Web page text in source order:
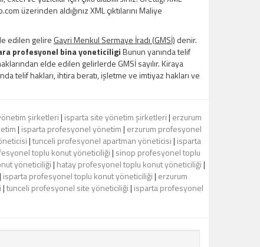
üzerinden aldığınız XML çıktılarını Maliye
edilen gelire Gayri Menkul Sermaye İradı (GMSİ) denir.
profesyonel bina yoneticiligiBunun yanında telif
elde edilen gelirlerde GMSİ sayılır. Kiraya
telif hakları, ihtira beratı, işletme ve imtiyaz hakları ve
şirketleri| isparta site yönetim şirketleri| erzurum
| isparta profesyonel yönetim| erzurum profesyonel
|tunceli profesyonel apartman yöneticisi| isparta
toplu konut yöneticiliği| sinop profesyonel toplu
yöneticiliği| hatay profesyonel toplu konut yöneticiliği|
| isparta profesyonel toplu konut yöneticiliği| erzurum
|tunceli profesyonel site yöneticiliği| isparta profesyonel